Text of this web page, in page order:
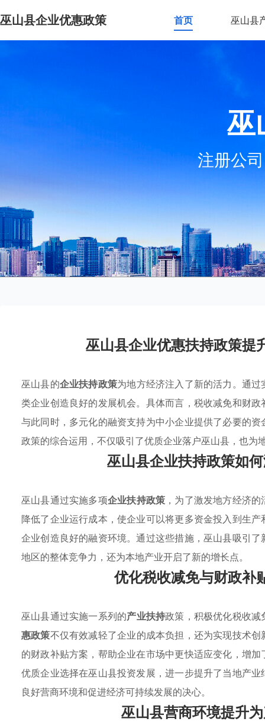
巫山县企业优惠政策 首页 巫山县
巫
注册公
巫山县企业优惠扶持政策提
巫山县的企业扶持政策为地方经济注入了新的活力。通
类企业创造良好的发展机会。具体而言，税收减免和财
与此同时，多元化的融资支持为中小企业提供了必要的
政策的综合运用，不仅吸引了优质企业落户巫山县，也为
巫山县企业扶持政策如
巫山县通过实施多项企业扶持政策 ，为了激发地方经济
降低了企业运行成本，使企业可以将更多资金投入到生
企业创造良好的融资环境。通过这些措施，巫山县吸引
地区的整体竞争力，还为本地产业开启了新的增长点。
优化税收减免与财政补
巫山县通过实施一系列的产业扶持政策，积极优化税收
惠政策不仅有效减轻了企业的成本负担，还为实现技术
的财政补贴方案，帮助企业在市场中更快适应变化，增
优质企业选择在巫山县投资发展，进一步提升了当地产
良好营商环境和促进经济可持续发展的决心。
巫山县营商环境提升